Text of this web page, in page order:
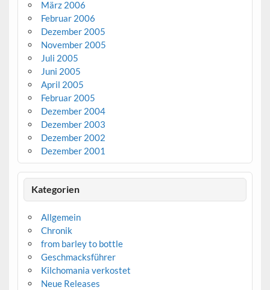
März 2006
Februar 2006
Dezember 2005
November 2005
Juli 2005
Juni 2005
April 2005
Februar 2005
Dezember 2004
Dezember 2003
Dezember 2002
Dezember 2001
Kategorien
Allgemein
Chronik
from barley to bottle
Geschmacksführer
Kilchomania verkostet
Neue Releases